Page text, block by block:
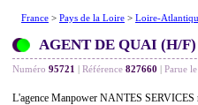
France > Pays de la Loire > Loire-
AGENT DE QUAI (H/F)
Numéro 95721 | Référence 827660 | Parue le
L'agence Manpower NANTES SERVICES